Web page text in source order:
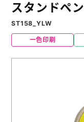
商品一覧
ご利用ガイド
スタンドペ
ST158_YLW
一色印刷